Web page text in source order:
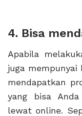
4. Bisa
Apabila
juga
mendapatkan
yang bisa
lewat online.